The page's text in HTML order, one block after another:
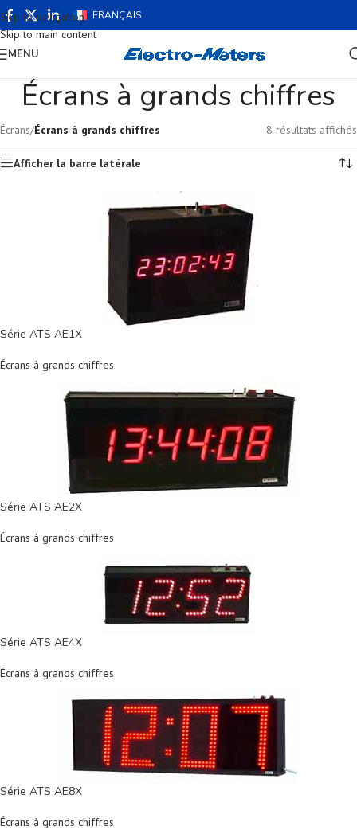
Skip to navigation
Skip to main content
FRANÇAIS
MENU
Écrans à grands chiffres
Écrans/Écrans à grands chiffres 8 résultats affichés
Afficher la barre latérale
Série ATS AE1X
Écrans à grands chiffres
Série ATS AE2X
Écrans à grands chiffres
Série ATS AE4X
Écrans à grands chiffres
Série ATS AE8X
Écrans à grands chiffres